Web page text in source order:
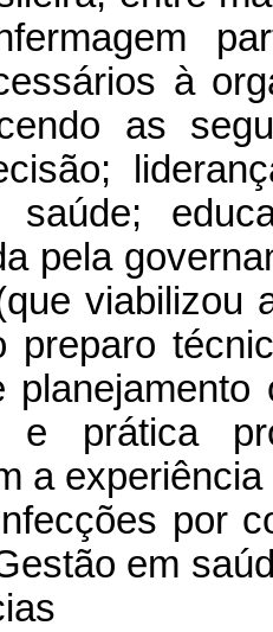
à
as
saúde;
pela
viabilizou
preparo
prática
a
por
em